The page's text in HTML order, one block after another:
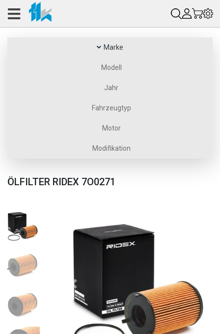
Marke
Modell
Jahr
Fahrzeugtyp
Motor
Modifikation
ÖLFILTER RIDEX 7O0271
Zurück